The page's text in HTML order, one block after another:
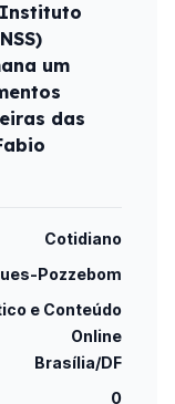
Instituto
um
das
Cotidiano
Pozzebom
e Conteúdo
Online
Brasília/DF
0